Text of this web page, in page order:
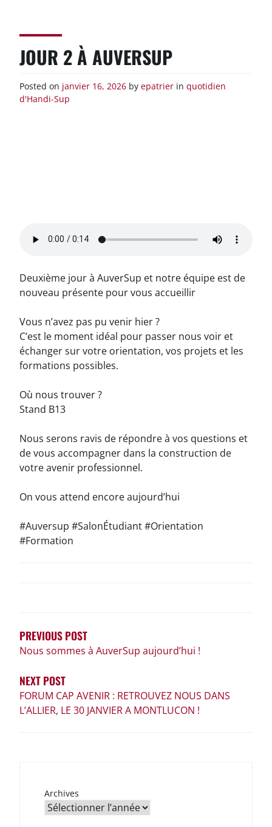
content
JOUR 2 À AUVERSUP
Posted on janvier 16, 2026 by epatrier in quotidien
d'Handi-Sup
Deuxième jour à AuverSup et notre équipe est de
nouveau présente pour vous accueillir
Vous n’avez pas pu venir hier ?
C’est le moment idéal pour passer nous voir et
échanger sur votre orientation, vos projets et les
formations possibles.
Où nous trouver ?
Stand B13
Nous serons ravis de répondre à vos questions et
de vous accompagner dans la construction de
votre avenir professionnel.
On vous attend encore aujourd’hui
#Auversup #SalonÉtudiant #Orientation
#Formation
L’ARTICLE
PREVIOUS POST
Nous sommes à AuverSup aujourd’hui !
NEXT POST
FORUM CAP AVENIR : RETROUVEZ NOUS DANS
L’ALLIER, LE 30 JANVIER A MONTLUCON !
Archives